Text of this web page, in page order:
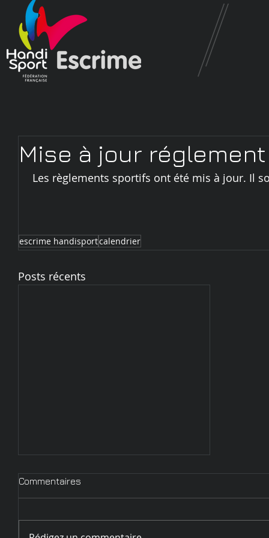
Mise à jour réglement
Les règlements sportifs ont été mis à jour. Il
escrime handisportcalendrier
Posts récents
Commentaires